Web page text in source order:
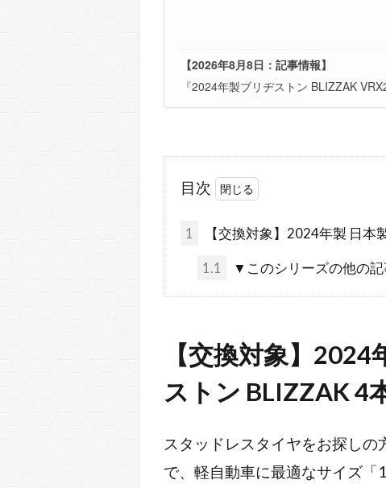
【2026年8月8日：記事情報】
『2024年製ブリヂストン BLIZZAK
目次
1 【交換対象】2024年製 日本
1.1 ▼このシリーズの他の
【交換対象】
ストン BLIZZAK 4
スタッドレスタイヤをお探し
で、軽自動車に最適なサイズ